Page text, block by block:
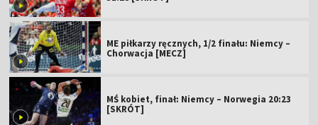
ME piłkarzy ręcznych, 1/2 finału: Niemcy –
Chorwacja [MECZ]
MŚ kobiet, finał: Niemcy – Norwegia 20:23
[SKRÓT]